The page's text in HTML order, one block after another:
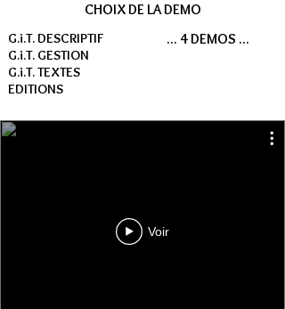
CHOIX DE LA DEMO
G.i.T. DESCRIPTIF
G.i.T. GESTION
G.i.T. TEXTES
EDITIONS
... 4 DEMOS ...
Voir